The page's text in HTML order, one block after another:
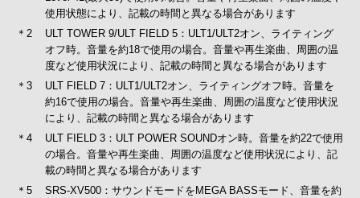
使用状態により、記載の時間と異なる場合があります
＊2
ULT TOWER 9/ULT FIELD 5：ULT1/ULT2オン、ライティング
オフ時。音量を約18で使用の場合。音量や再生楽曲、周囲の温
度など使用状況により、記載の時間と異なる場合があります
＊3
ULT FIELD 7：ULT1/ULT2オン、ライティングオフ時。音量を
約16で使用の場合。音量や再生楽曲、周囲の温度など使用状況
により、記載の時間と異なる場合があります
＊4
ULT FIELD 3：ULT POWER SOUNDオン時。音量を約22で使用
の場合。音量や再生楽曲、周囲の温度など使用状況により、記
載の時間と異なる場合があります
＊5
SRS-XV500：サウンドモードをMEGA BASSモード、音量を約